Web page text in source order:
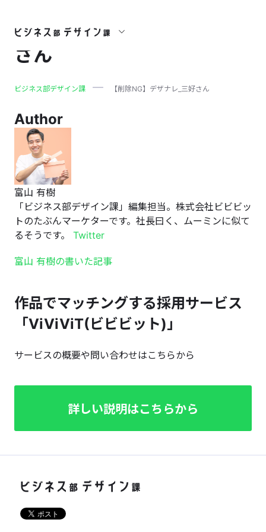
【削除NG】デザナレ_三好
さん
ビジネス部デザイン課 【削除NG】デザナレ_三好さん
Author
富山 有樹
「ビジネス部デザイン課」編集担当。株式会社ビビビッ
トのたぶんマーケターです。社長曰く、ムーミンに似て
るそうです。 Twitter
富山 有樹の書いた記事
作品でマッチングする採用サービス
「ViViViT(ビビビット)」
サービスの概要や問い合わせはこちらから
詳しい説明はこちらから